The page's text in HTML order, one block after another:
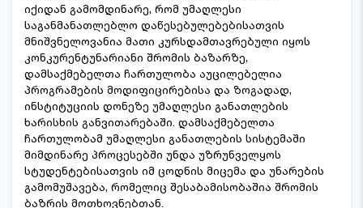
იქიდან გამომდინარე, რომ უმაღლესი
საგანმანათლებლო დაწესებულებებისათვის
მნიშვნელოვანია მათი კურსდამთავრებული იყოს
კონკურენტუნარიანი შრომის ბაზარზე,
დამსაქმებელთა ჩართულობა აუცილებელია
პროგრამების მოდიფიცირებისა და ზოგადად,
ინსტიტუციის დონეზე უმაღლესი განათლების
ხარისხის განვითარებაში. დამსაქმებელთა
ჩართულობამ უმაღლესი განათლების სისტემაში
მიმდინარე პროცესებში უნდა უზრუნველყოს
სტუდენტებისათვის იმ ცოდნის მიცემა და უნარების
გამომუშავება, რომელიც შესაბამისობაშია შრომის
ბაზრის მოთხოვნებთან.